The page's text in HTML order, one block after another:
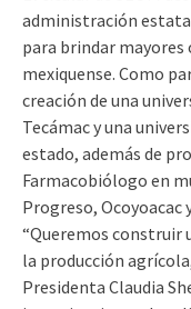
administración
para brindar
mexiquense. Como
creación de una
Tecámac y una
estado, además de
Farmacobiólogo en
Progreso, Ocoyoacac
“Queremos construir
la producción
Presidenta Claudia